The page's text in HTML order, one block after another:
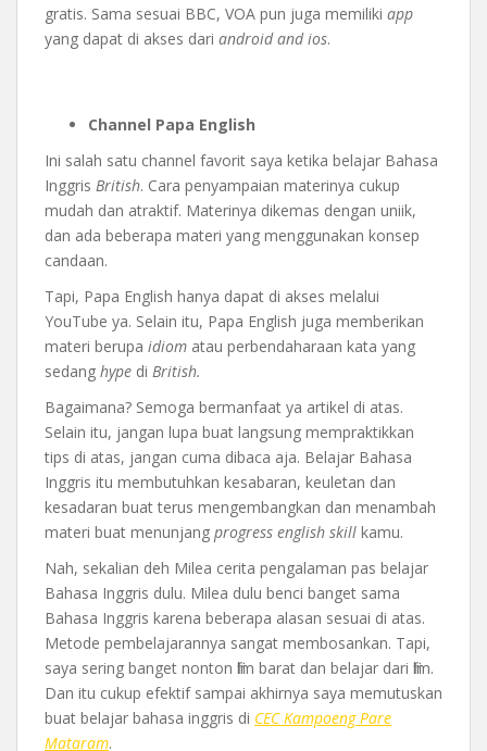
gratis. Sama sesuai BBC, VOA pun juga memiliki app
yang dapat di akses dari android and ios.
Channel Papa English
Ini salah satu channel favorit saya ketika belajar Bahasa
Inggris British. Cara penyampaian materinya cukup
mudah dan atraktif. Materinya dikemas dengan uniik,
dan ada beberapa materi yang menggunakan konsep
candaan.
Tapi, Papa English hanya dapat di akses melalui
YouTube ya. Selain itu, Papa English juga memberikan
materi berupa idiom atau perbendaharaan kata yang
sedang hype di British.
Bagaimana? Semoga bermanfaat ya artikel di atas.
Selain itu, jangan lupa buat langsung mempraktikkan
tips di atas, jangan cuma dibaca aja. Belajar Bahasa
Inggris itu membutuhkan kesabaran, keuletan dan
kesadaran buat terus mengembangkan dan menambah
materi buat menunjang progress english skill kamu.
Nah, sekalian deh Milea cerita pengalaman pas belajar
Bahasa Inggris dulu. Milea dulu benci banget sama
Bahasa Inggris karena beberapa alasan sesuai di atas.
Metode pembelajarannya sangat membosankan. Tapi,
saya sering banget nonton film barat dan belajar dari film.
Dan itu cukup efektif sampai akhirnya saya memutuskan
buat belajar bahasa inggris di CEC Kampoeng Pare
Mataram.